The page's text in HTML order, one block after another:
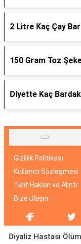
2 Litre Kaç Çay
150 Gram Toz
Diyette Kaç
Gizlilik Politikası
Kullanıcı Sözleşmesi
Telif Hakları ve Alıntı
Bize Ulaşın
Diyaliz Hastası Ölüm